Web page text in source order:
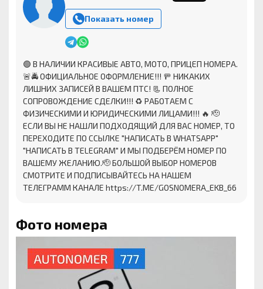
Показать номер
🟢 В НАЛИЧИИ КРАСИВЫЕ АВТО, МОТО, ПРИЦЕП НОМЕРА.
🚨🚔 ОФИЦИАЛЬНОЕ ОФОРМЛЕНИЕ!!! 🚥 НИКАКИХ
ЛИШНИХ ЗАПИСЕЙ В ВАШЕМ ПТС! 📃 ПОЛНОЕ
СОПРОВОЖДЕНИЕ СДЕЛКИ!!! ♻ ️РАБОТАЕМ С
ФИЗИЧЕСКИМИ И ЮРИДИЧЕСКИМИ ЛИЦАМИ!!! 🔥 🫡
ЕСЛИ ВЫ НЕ НАШЛИ ПОДХОДЯЩИЙ ДЛЯ ВАС НОМЕР, ТО
ПЕРЕХОДИТЕ ПО ССЫЛКЕ "НАПИСАТЬ В WHATSAPP"
"НАПИСАТЬ В TELEGRAM" И МЫ ПОДБЕРЁМ НОМЕР ПО
ВАШЕМУ ЖЕЛАНИЮ.🫡 БОЛЬШОЙ ВЫБОР НОМЕРОВ
СМОТРИТЕ И ПОДПИСЫВАЙТЕСЬ НА НАШЕМ
ТЕЛЕГРАММ КАНАЛЕ https://T.ME/GOSNOMERA_EKB_66
Фото номера